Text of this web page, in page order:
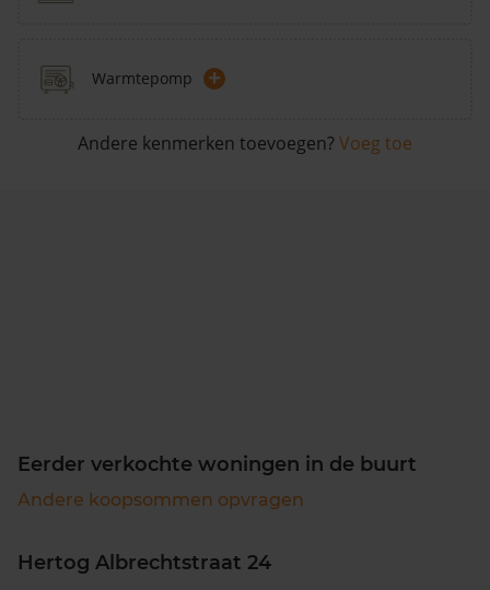
Warmtepomp +
Andere kenmerken toevoegen? Voeg toe
Eerder verkochte woningen in de buurt
Andere koopsommen opvragen
Hertog Albrechtstraat 24